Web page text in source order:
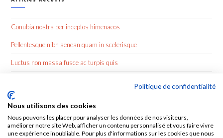
Conubia nostra per inceptos himenaeos
Pellentesque nibh aenean quam in scelerisque
Luctus non massa fusce ac turpis quis
Politique de confidentialité
Nous utilisons des cookies
Nous pouvons les placer pour analyser les données de nos visiteurs,
améliorer notre site Web, afficher un contenu personnalisé et vous faire vivre
une expérience inoubliable. Pour plus d'informations sur les cookies que nous